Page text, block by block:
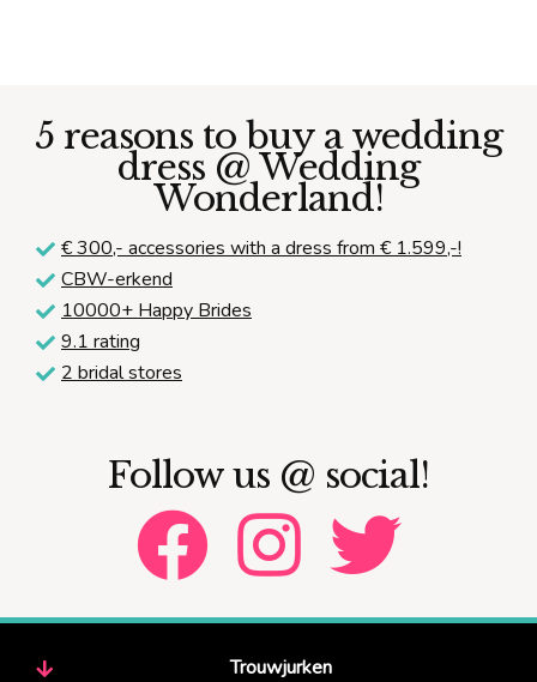
5 reasons to buy a wedding
dress @ Wedding
Wonderland!
€ 300,- accessories with a dress from € 1.599,-!
CBW-erkend
10000+ Happy Brides
9.1 rating
2 bridal stores
Follow us @ social!
Trouwjurken